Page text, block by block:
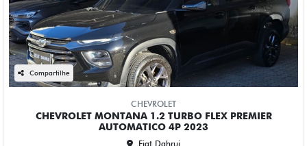
Compartilhe
CHEVROLET
CHEVROLET ONIX 1.0 TURBO FLEX LTZ AUTOMATICO 4P
2023
Fiat Dahruj
Campinas
R$ 84.990,00